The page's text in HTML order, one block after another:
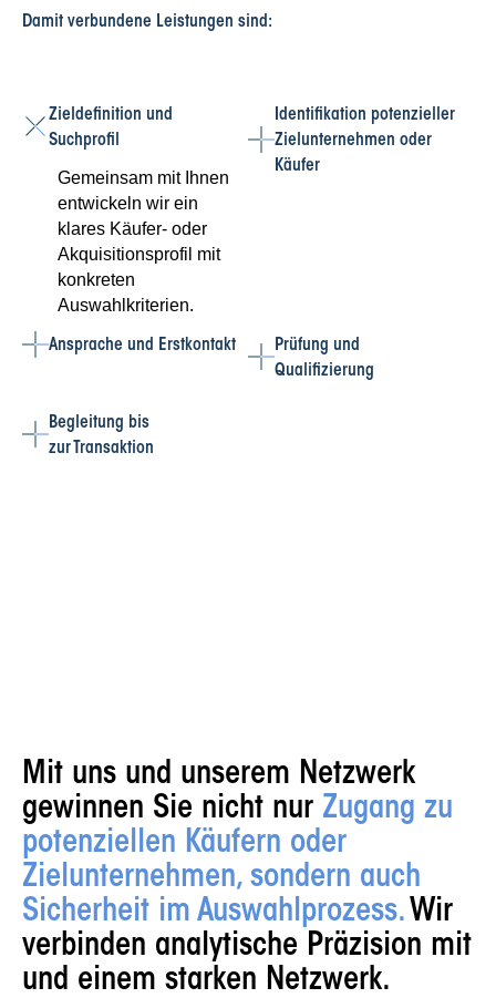
Damit verbundene Leistungen sind:
Zieldefinition und
Suchprofil
Gemeinsam mit Ihnen
entwickeln wir ein
klares Käufer- oder
Akquisitionsprofil mit
konkreten
Auswahlkriterien.
Identifikation potenzieller
Zielunternehmen oder
Käufer
Ansprache und Erstkontakt
Prüfung und
Qualifizierung
Begleitung bis
zur Transaktion
Mit uns und unserem Netzwerk
gewinnen Sie nicht nur Zugang zu
potenziellen Käufern oder
Zielunternehmen, sondern auch
Sicherheit im Auswahlprozess.Wir
verbinden analytische Präzision mit
und einem starken Netzwerk.